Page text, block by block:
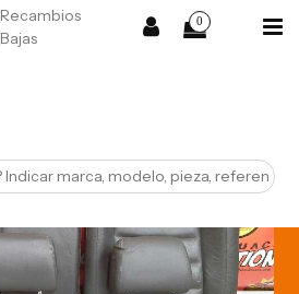
Recambios
Bajas
0